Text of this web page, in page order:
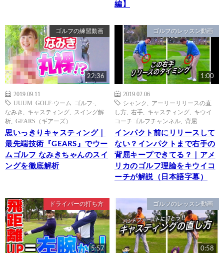
編】
ゴルフの練習動画
22:36
2019.09.11
UUUM GOLF-ウーム ゴルフ-
なみき
キャスティング
スイング解
析
GEARS（ギアーズ）
思いっきりキャスティング｜
最先端技術『GEARS』でウー
ムゴルフ なみきちゃんのスイ
ングを徹底解析
ゴルフのレッスン動画
1:00
2019.02.06
シャンク
アーリーリリースの直
し方
右手 キャスティング
キウイ
コーチゴルフチャンネル
背屈
インパクト前にリリースして
ない？インパクトまで右手の
背屈キープできてる？｜アメ
リカのゴルフ理論をキウイコ
ーチが解説（日本語字幕）
ドライバーの打ち方
5:57
ゴルフのレッスン動画
0:58